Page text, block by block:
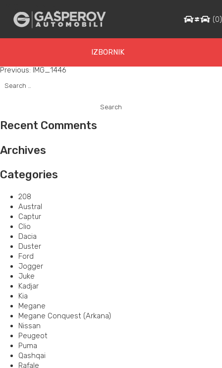
IZBORNIK
(0)
Post
navigation
Previous: IMG_1446
for:
Recent Comments
Archives
Categories
208
Austral
Captur
Clio
Dacia
Duster
Ford
Jogger
Juke
Kadjar
Kia
Megane
Megane Conquest (Arkana)
Nissan
Peugeot
Puma
Qashqai
Rafale